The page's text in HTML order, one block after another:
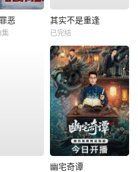
恶
集
其实不是重逢
已完结
幽宅奇谭